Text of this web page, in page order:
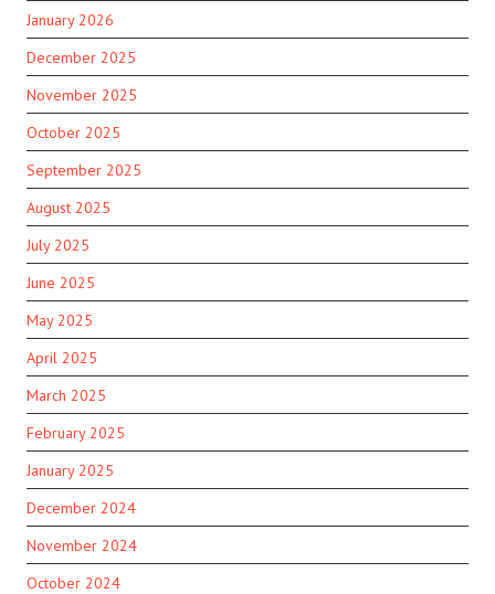
January 2026
December 2025
November 2025
October 2025
September 2025
August 2025
July 2025
June 2025
May 2025
April 2025
March 2025
February 2025
January 2025
December 2024
November 2024
October 2024